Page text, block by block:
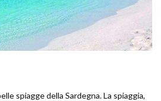
spiagge della Sardegna. La spiaggia,